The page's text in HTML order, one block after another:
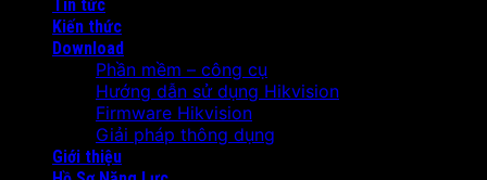
Tin tức
Kiến thức
Download
Phần mềm – công cụ
Hướng dẫn sử dụng Hikvision
Firmware Hikvision
Giải pháp thông dụng
Giới thiệu